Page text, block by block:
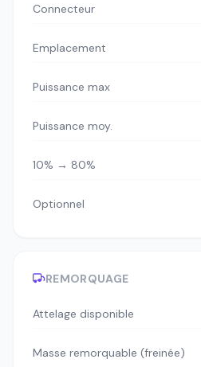
Connecteur
Emplacement
Puissance max
Puissance moy.
10% → 80%
Optionnel
REMORQUAGE
Attelage disponible
Masse remorquable (freinée)